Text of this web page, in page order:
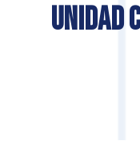
UNIDAD